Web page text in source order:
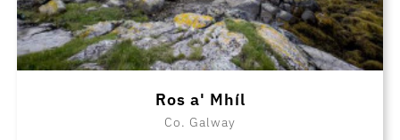
Ros a' Mhíl
Co. Galway